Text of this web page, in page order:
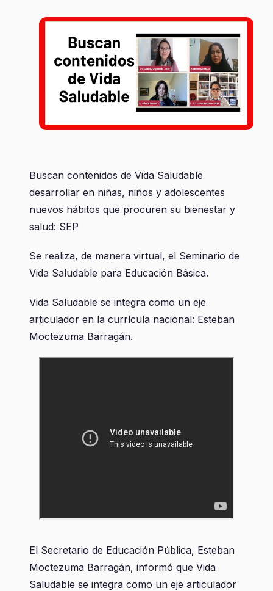
Buscan contenidos de Vida Saludable
desarrollar en niñas, niños y adolescentes
nuevos hábitos que procuren su bienestar y
salud: SEP
Se realiza, de manera virtual, el Seminario de
Vida Saludable para Educación Básica.
Vida Saludable se integra como un eje
articulador en la currícula nacional: Esteban
Moctezuma Barragán.
El Secretario de Educación Pública, Esteban
Moctezuma Barragán, informó que Vida
Saludable se integra como un eje articulador